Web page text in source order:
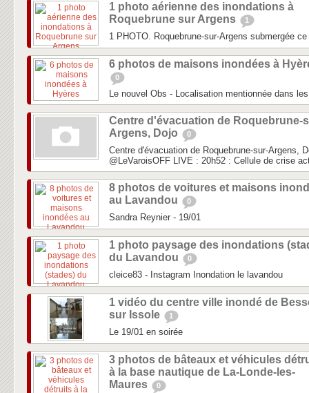
1 photo aérienne des inondations à
Roquebrune sur Argens
1
1 PHOTO. Roquebrune-sur-Argens submergée
6 photos de maisons inondées à
0
Le nouvel Obs - Localisation mentionnée dans
Centre d'évacuation de Roquebrune-
Argens, Dojo
0
Centre d'évacuation de Roquebrune-sur-Argens,
‏@LeVaroisOFF LIVE : 20h52 : Cellule de crise
8 photos de voitures et maisons
au Lavandou
0
Sandra Reynier - 19/01
1 photo paysage des inondations
du Lavandou
0
cleice83 - Instagram Inondation le lavandou
1 vidéo du centre ville inondé de
sur Issole
1
Le 19/01 en soirée
3 photos de bâteaux et véhicules
à la base nautique de La-Londe-les-
Maures
0